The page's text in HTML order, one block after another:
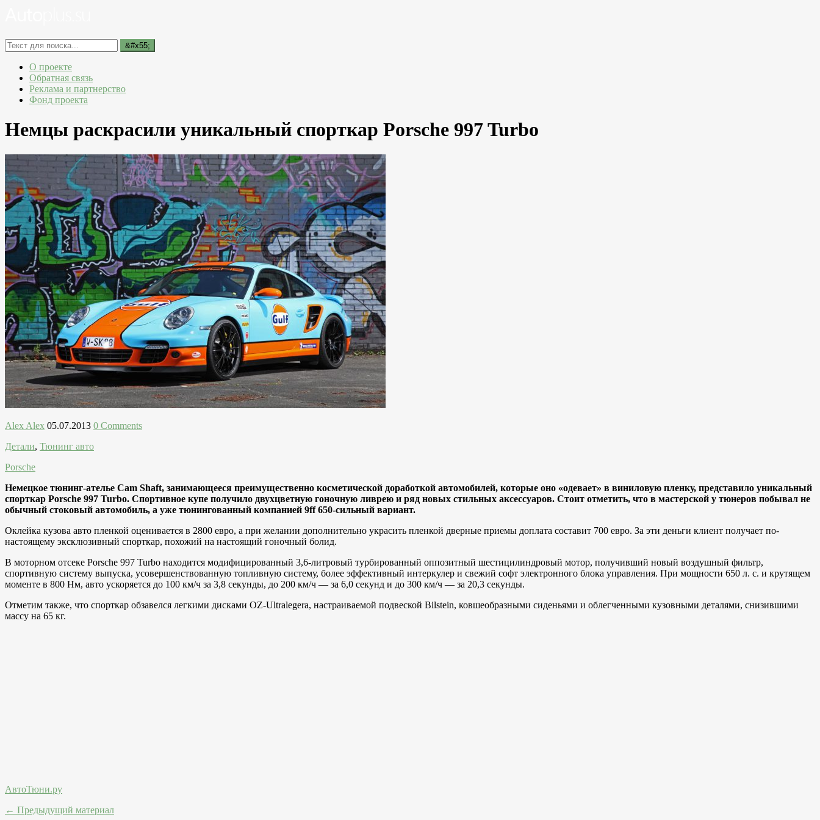
О проекте
Обратная связь
Реклама и партнерство
Фонд проекта
Немцы раскрасили уникальный спорткар Porsche 997 Turbo
Alex Alex 05.07.2013 0 Comments
Детали, Тюнинг авто
Porsche
Немецкое тюнинг-ателье Cam Shaft, занимающееся преимущественно косметической доработкой автомобилей, которые оно «одевает» в виниловую пленку, представило уникальный
спорткар Porsche 997 Turbo. Спортивное купе получило двухцветную гоночную ливрею и ряд новых стильных аксессуаров. Стоит отметить, что в мастерской у тюнеров побывал не
обычный стоковый автомобиль, а уже тюнингованный компанией 9ff 650-сильный вариант.
Оклейка кузова авто пленкой оценивается в 2800 евро, а при желании дополнительно украсить пленкой дверные приемы доплата составит 700 евро. За эти деньги клиент получает по-
настоящему эксклюзивный спорткар, похожий на настоящий гоночный болид.
В моторном отсеке Porsche 997 Turbo находится модифицированный 3,6-литровый турбированный оппозитный шестицилиндровый мотор, получивший новый воздушный фильтр,
спортивную систему выпуска, усовершенствованную топливную систему, более эффективный интеркулер и свежий софт электронного блока управления. При мощности 650 л. с. и крутящем
моменте в 800 Нм, авто ускоряется до 100 км/ч за 3,8 секунды, до 200 км/ч — за 6,0 секунд и до 300 км/ч — за 20,3 секунды.
Отметим также, что спорткар обзавелся легкими дисками OZ-Ultralegera, настраиваемой подвеской Bilstein, ковшеобразными сиденьями и облегченными кузовными деталями, снизившими
массу на 65 кг.
АвтоТюни.ру
← Предыдущий материал